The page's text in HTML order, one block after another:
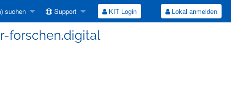
suchen Support KIT Login Lokal anmelden
forschen.digital